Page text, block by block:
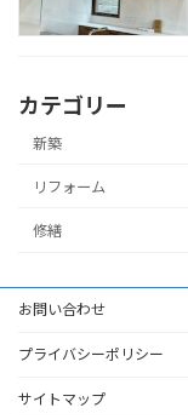
カテゴリー
新築
リフォーム
修繕
お問い合わせ
プライバシーポリシー
サイトマップ